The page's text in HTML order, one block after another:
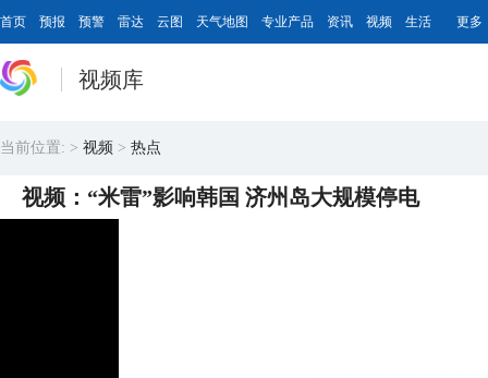
首页 预报 预警 雷达 云图 天气地图 专业产品 资讯 视频 生活 更多
视频库
当前位置: > 视频 > 热点
视频：“米雷”影响韩国 济州岛大规模停电